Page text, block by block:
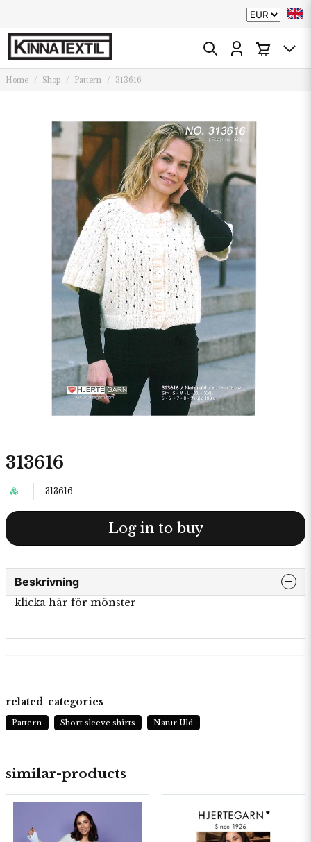
Home Shop Pattern 313616
313616
313616
Log in to buy
Beskrivning
klicka här för mönster
similar-products
related-categories
Pattern Short sleeve shirts Natur Uld